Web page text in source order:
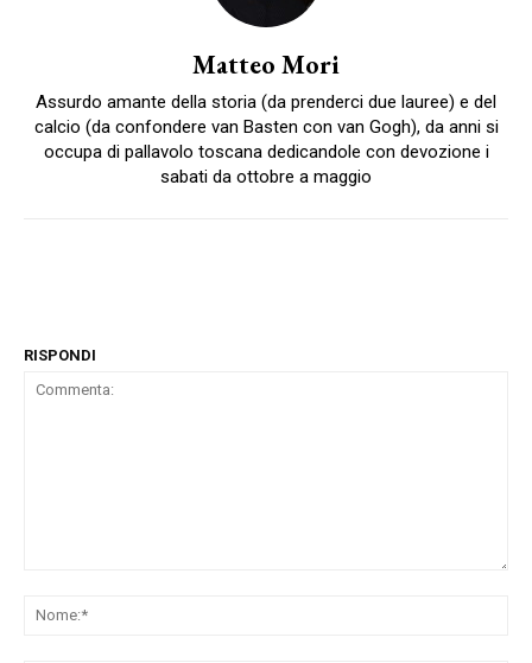
Matteo Mori
Assurdo amante della storia (da prenderci due lauree) e del
calcio (da confondere van Basten con van Gogh), da anni si
occupa di pallavolo toscana dedicandole con devozione i
sabati da ottobre a maggio
RISPONDI